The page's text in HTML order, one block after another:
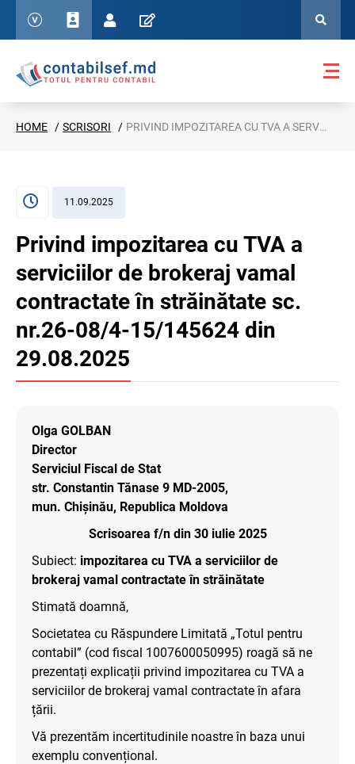
HOME SCRISORI PRIVIND IMPOZITAREA CU TVA A SERVICIILOR DE BROKERAJ VAMAL CONTRACTATE ÎN STRĂINĂTATE SC. NR.26-08/4-15/145624 DIN 29.08.2025
11.09.2025
Privind impozitarea cu TVA a
serviciilor de brokeraj vamal
contractate în străinătate sc.
nr.26-08/4-15/145624 din
29.08.2025
Olga GOLBAN
Director
Serviciul Fiscal de Stat
str. Constantin Tănase 9 MD-2005,
mun. Chișinău, Republica Moldova
Scrisoarea f/n din 30 iulie 2025
Subiect: impozitarea cu TVA a serviciilor de
brokeraj vamal contractate în străinătate
Stimată doamnă,
Societatea cu Răspundere Limitată „Totul pentru
contabil” (cod fiscal 1007600050995) roagă să ne
prezentați explicații privind impozitarea cu TVA a
serviciilor de brokeraj vamal contractate în afara
țării.
Vă prezentăm incertitudinile noastre în baza unui
exemplu convențional.